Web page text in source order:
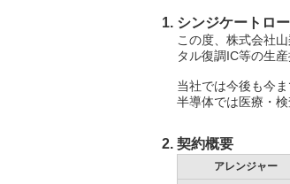
し
プ
シンジケートロ
この度、株式会社
タル復調IC等の生
当社では今後も今
半導体では医療・
契約概要
アレンジャー